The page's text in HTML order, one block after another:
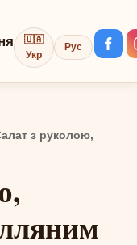
🇺🇦
Укр
Рус
з руколою,